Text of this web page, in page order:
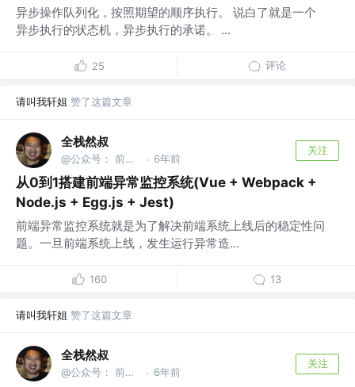
异步操作队列化，按照期望的顺序执行。 说白了就是一个
异步执行的状态机，异步执行的承诺。 ...
25 评论
请叫我轩姐 赞了这篇文章
全栈然叔
@公众号： 前端大班车 · 6年前
关注
从0到1搭建前端异常监控系统(Vue + Webpack +
Node.js + Egg.js + Jest)
前端异常监控系统就是为了解决前端系统上线后的稳定性问
题。一旦前端系统上线，发生运行异常造...
160 13
请叫我轩姐 赞了这篇文章
全栈然叔
@公众号： 前端大班车 · 6年前
关注